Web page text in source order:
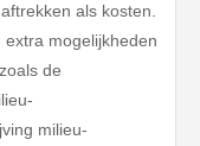
als kosten.
mogelijkheden
de
milieu-